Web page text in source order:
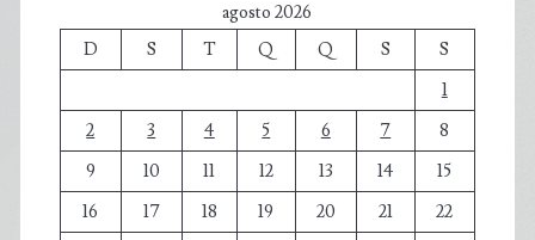
agosto 2026
D
S T Q Q S
S
1
2
3 4 5 6 7
8
9
10 11 12 13 14
15
16
17 18 19 20 21
22